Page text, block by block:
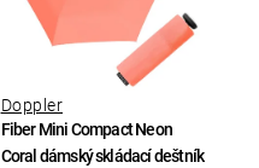
Fiber Mini Compact Neon
Coral dámský skládací deštník
Doppler